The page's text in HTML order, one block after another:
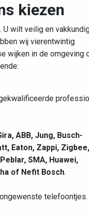
kiezen
U wilt veilig en
wij vierentwintig
wijken in de omgeving
ABB, Jung, Busch-
Eaton, Zappi, Zigbee,
SMA, Huawei,
of Nefit Bosch.
telefoontjes.